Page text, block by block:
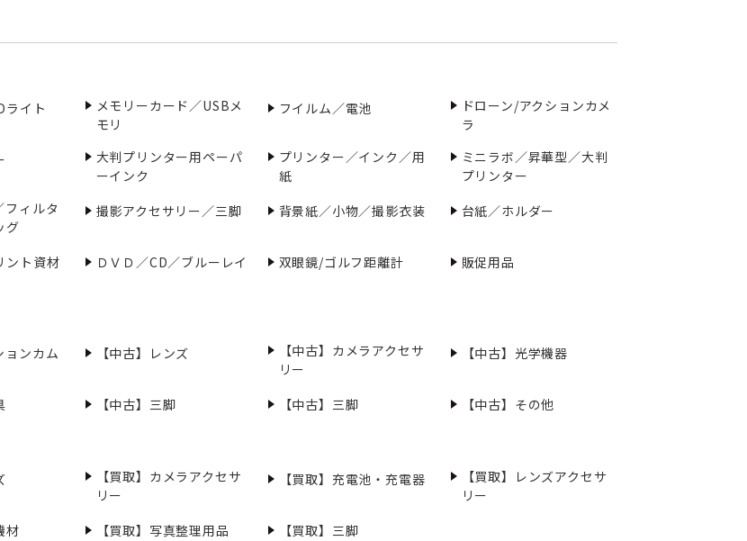
ライト
メモリーカード／USBメ
モリ
フイルム／電池
ドローン/アクションカメ
ラ
大判プリンター用ペーパ
ーインク
プリンター／インク／用
紙
ミニラボ／昇華型／大判
プリンター
フィルタ
グ
撮影アクセサリー／三脚 背景紙／小物／撮影衣装 台紙／ホルダー
ント資材 ＤＶＤ／CD／ブルーレイ 双眼鏡/ゴルフ距離計 販促用品
ョンカム 【中古】レンズ
【中古】カメラアクセサ
リー
【中古】光学機器
【中古】三脚 【中古】三脚 【中古】その他
【買取】カメラアクセサ
リー
【買取】充電池・充電器
【買取】レンズアクセサ
リー
材 【買取】写真整理用品 【買取】三脚